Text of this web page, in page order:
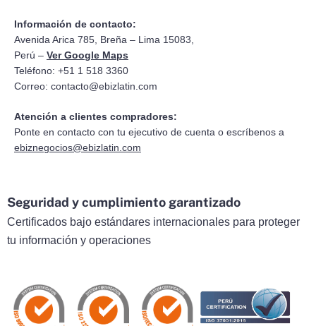
Información de contacto:
Avenida Arica 785, Breña – Lima 15083,
Perú – Ver Google Maps
Teléfono: +51 1 518 3360
Correo: contacto@ebizlatin.com
Atención a clientes compradores:
Ponte en contacto con tu ejecutivo de cuenta o escríbenos a
ebiznegocios@ebizlatin.com
Seguridad y cumplimiento garantizado
Certificados bajo estándares internacionales para proteger
tu información y operaciones